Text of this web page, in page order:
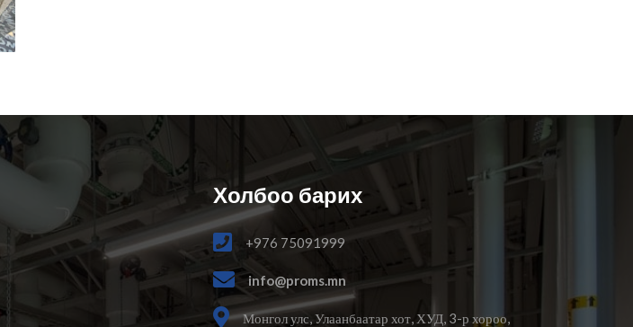
Холбоо барих
+976 75091999
info@proms.mn
Монгол улс, Улаанбаатар хот, ХУД, 3-р хороо,